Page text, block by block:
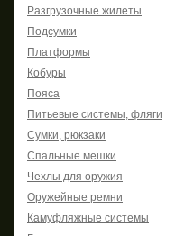
Разгрузочные жилеты
Подсумки
Платформы
Кобуры
Пояса
Питьевые системы, фляги
Сумки, рюкзаки
Спальные мешки
Чехлы для оружия
Оружейные ремни
Камуфляжные системы